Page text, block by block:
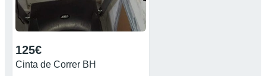
125€
Cinta de Correr BH